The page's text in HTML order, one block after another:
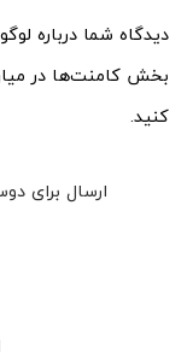
دیدگاه شما درباره
بخش کامنت‌ها در
کنید.
ارسال برای